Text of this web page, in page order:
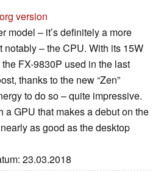
version
model – it’s definitely a more
– the CPU. With its 15W
FX-9830P used in the last
thanks to the new “Zen”
to do so – quite impressive.
GPU that makes a debut on the
as good as the desktop
23.03.2018